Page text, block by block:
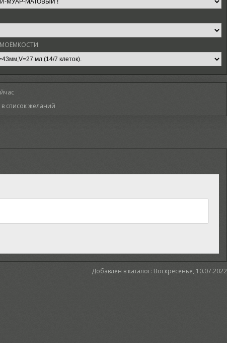
Добавлен в каталог: Воскресенье, 10.07.2022